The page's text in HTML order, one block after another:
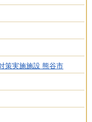
策実施施設 熊谷市